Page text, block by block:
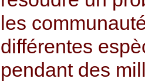
les
différentes
pendant des